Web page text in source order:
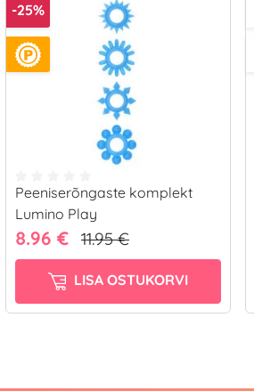
-25%
Peeniserõngaste komplekt
Lumino Play
8.96 € 11.95 €
LISA OSTUKORVI